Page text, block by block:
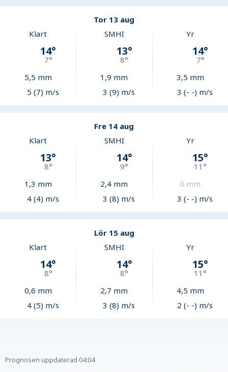
Tor 13 aug
Klart
14°
7°
5,5 mm
5 (7) m/s
SMHI
13°
8°
1,9 mm
3 (9) m/s
Yr
14°
7°
3,5 mm
3 (- -) m/s
Fre 14 aug
Klart
13°
8°
1,3 mm
4 (4) m/s
SMHI
14°
9°
2,4 mm
3 (8) m/s
Yr
15°
11°
0 mm
3 (- -) m/s
Lör 15 aug
Klart
14°
8°
0,6 mm
4 (5) m/s
SMHI
14°
8°
2,7 mm
3 (8) m/s
Yr
15°
11°
4,5 mm
2 (- -) m/s
Prognosen uppdaterad 04:04